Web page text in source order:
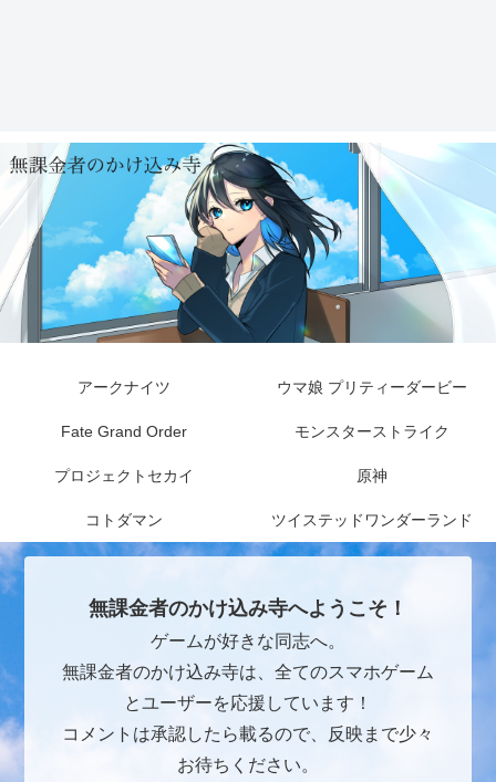
アークナイツ ウマ娘 プリティーダービー
Fate Grand Order モンスターストライク
プロジェクトセカイ 原神
コトダマン ツイステッドワンダーランド
無課金者のかけ込み寺へようこそ！
ゲームが好きな同志へ。
無課金者のかけ込み寺は、全てのスマホゲーム
とユーザーを応援しています！
コメントは承認したら載るので、反映まで少々
お待ちください。